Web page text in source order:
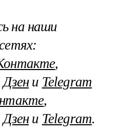
на наши
,
Дзени Telegram
,
Дзени Telegram.